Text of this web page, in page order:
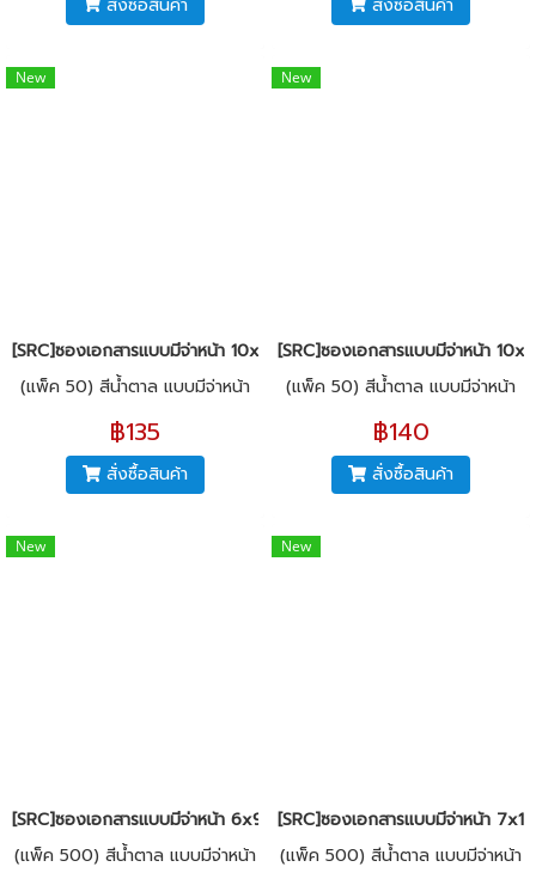
New
[SRC]ซองเอกสารแบบมีจ่าหน้า 10x14"(KI125)
(แพ็ค 50) สีน้ำตาล แบบมีจ่าหน้า
฿135
สั่งซื้อสินค้า
New
[SRC]ซองเอกสารแบบมีจ่าหน้า
(แพ็ค 50) สีน้ำตาล แบบมีจ่าหน้า
฿140
สั่งซื้อสินค้า
New
[SRC]ซองเอกสารแบบมีจ่าหน้า 6x9"(KI125)
(แพ็ค 500) สีน้ำตาล แบบมีจ่าหน้า
New
[SRC]ซองเอกสารแบบมีจ่าหน้า
(แพ็ค 500) สีน้ำตาล แบบมีจ่าหน้า